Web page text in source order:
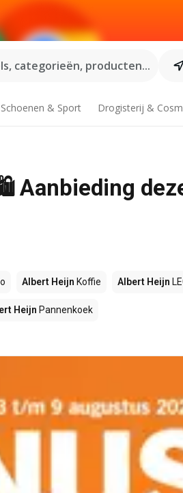
categorieën, producten...
& Sport Drogisterij &
Aanbieding
Albert Heijn Koffie Albert Heijn
Heijn Pannenkoek